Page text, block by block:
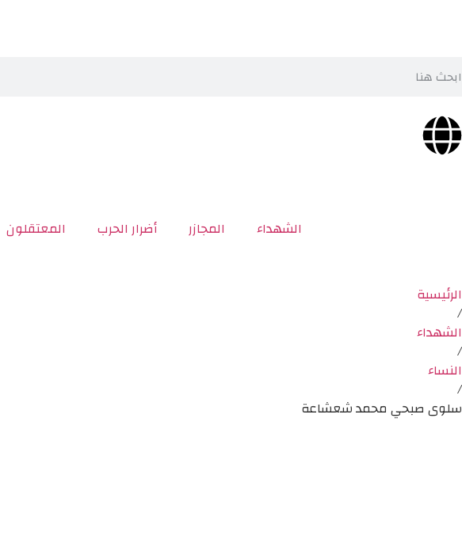
الشهداء المجازر أضرار الحرب المعتقلون
الرئيسية
/
الشهداء
/
النساء
/
سلوى صبحي محمد شعشاعة